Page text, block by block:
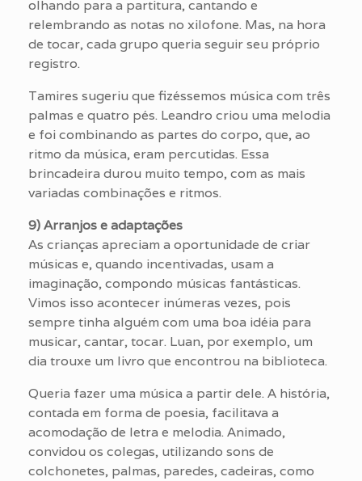
olhando para a partitura, cantando e
relembrando as notas no xilofone. Mas, na hora
de tocar, cada grupo queria seguir seu próprio
registro.
Tamires sugeriu que fizéssemos música com três
palmas e quatro pés. Leandro criou uma melodia
e foi combinando as partes do corpo, que, ao
ritmo da música, eram percutidas. Essa
brincadeira durou muito tempo, com as mais
variadas combinações e ritmos.
9) Arranjos e adaptações
As crianças apreciam a oportunidade de criar
músicas e, quando incentivadas, usam a
imaginação, compondo músicas fantásticas.
Vimos isso acontecer inúmeras vezes, pois
sempre tinha alguém com uma boa idéia para
musicar, cantar, tocar. Luan, por exemplo, um
dia trouxe um livro que encontrou na biblioteca.
Queria fazer uma música a partir dele. A história,
contada em forma de poesia, facilitava a
acomodação de letra e melodia. Animado,
convidou os colegas, utilizando sons de
colchonetes, palmas, paredes, cadeiras, como